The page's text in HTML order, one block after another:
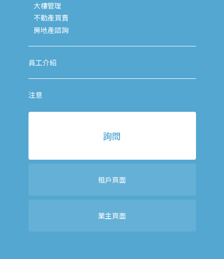
大樓管理
不動產買賣
房地產諮詢
員工介紹
注意
詢問
租戶頁面
業主頁面